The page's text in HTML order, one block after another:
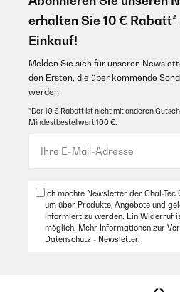
wird ordentlich heiß und man muss
man sich die Finger nicht dran
besonders wachsam sein, oder einfach
zufrieden mit dem Spiegel und er heizt
Raumtemperatur auf 21° binnen 1
eine ausreichende Temperatur und man
Kopfschmerzen auf.Klare
eigenständig überprüft
erhalten Sie 10 €
Einkauf!
Melden Sie sich für unseren
den Ersten, die über kommende
werden.
*Der 10 € Rabatt ist nicht mit anderen
Mindestbestellwert 100 €.
Ich möchte Newsletter der Chal-
um über Produkte, Angebote und
informiert zu werden. Ein Widerruf
möglich. Mehr Informationen zur
Datenschutz - Newsletter.